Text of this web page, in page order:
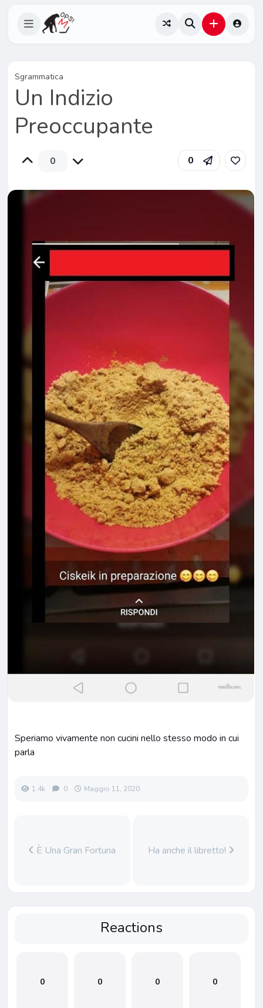
Sgrammatica
Un Indizio
Preoccupante
0 0
Speriamo vivamente non cucini nello stesso modo in cui
parla
1.4k 0 Maggio 11, 2020
È Una Gran Fortuna Ha anche il libretto!
Reactions
0 0 0 0